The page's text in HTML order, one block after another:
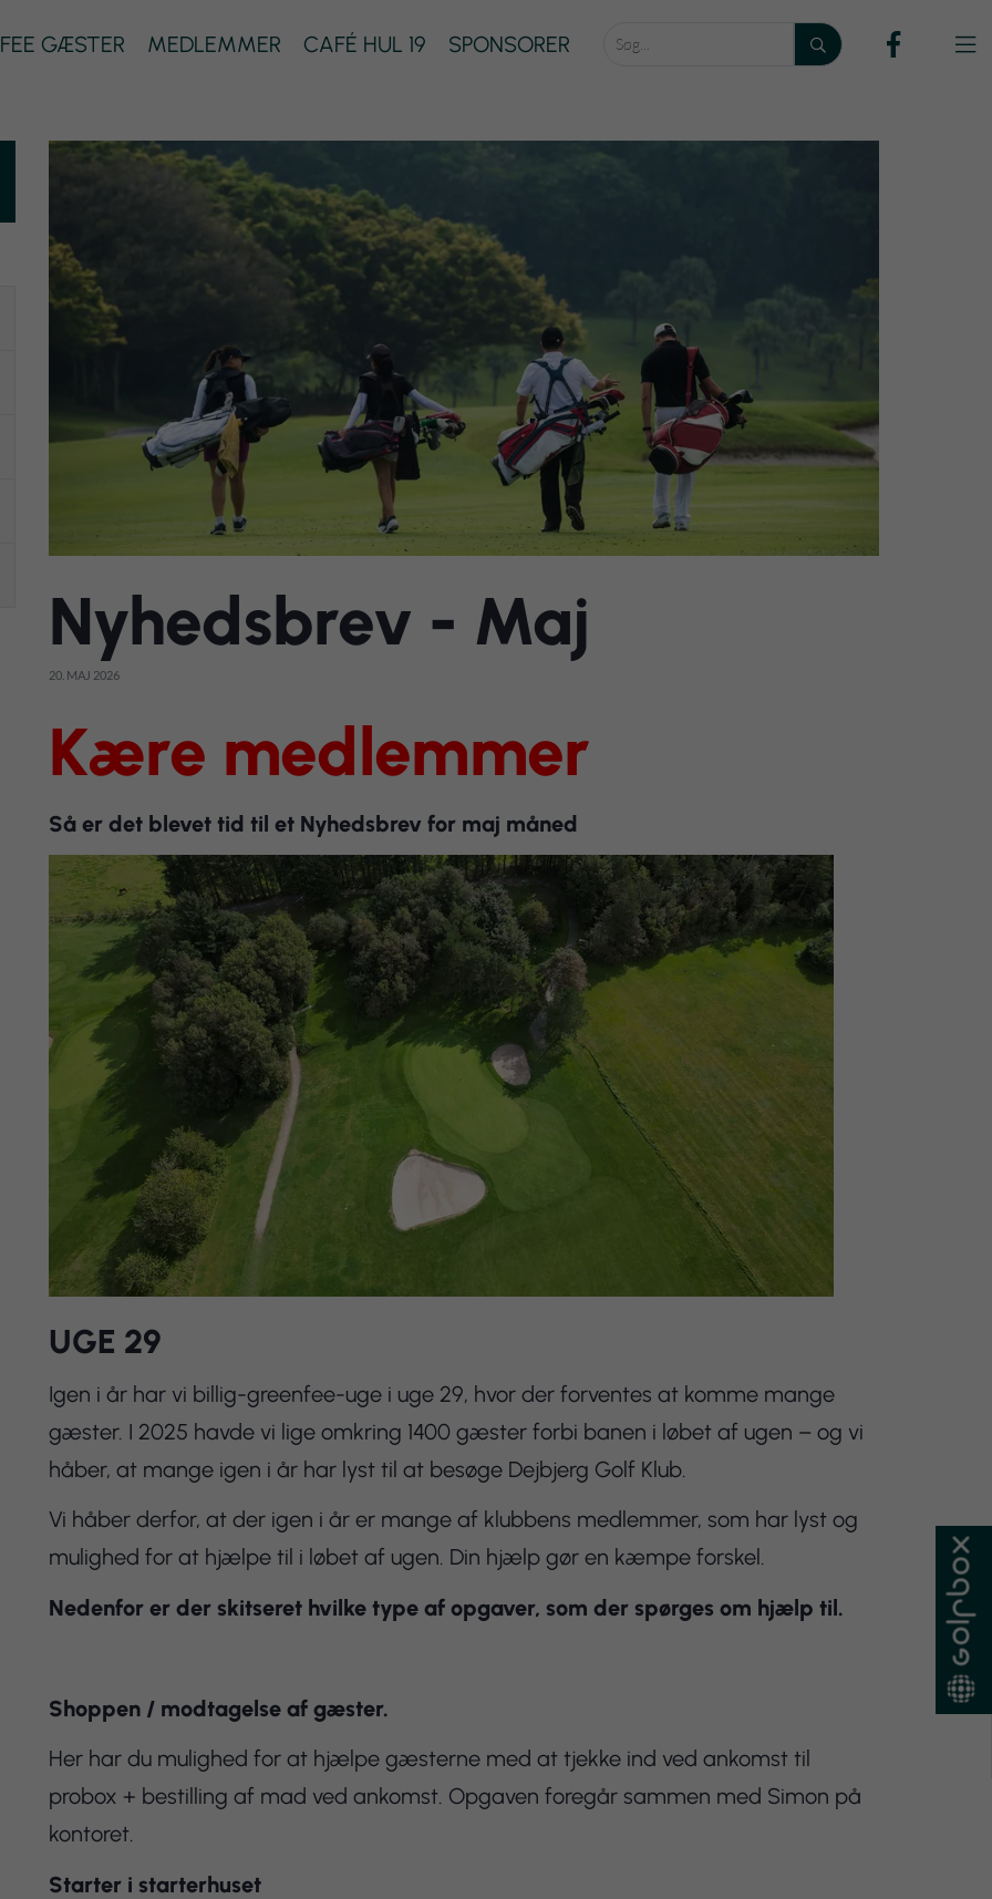

GÆSTER MEDLEMMER CAFÉ HUL 19 SPONSORER
Nyhedsbrev - Maj
20. MAJ 2026
Kære medlemmer
Så er det blevet tid til et Nyhedsbrev for maj måned
UGE 29
Igen i år har vi billig-greenfee-uge i uge 29, hvor der forventes at komme mange
gæster. I 2025 havde vi lige omkring 1400 gæster forbi banen i løbet af ugen – og vi
håber, at mange igen i år har lyst til at besøge Dejbjerg Golf Klub.
Vi håber derfor, at der igen i år er mange af klubbens medlemmer, som har lyst og
mulighed for at hjælpe til i løbet af ugen. Din hjælp gør en kæmpe forskel.
Nedenfor er der skitseret hvilke type af opgaver, som der spørges om hjælp til.
Shoppen / modtagelse af gæster.
Her har du mulighed for at hjælpe gæsterne med at tjekke ind ved ankomst til
probox + bestilling af mad ved ankomst. Opgaven foregår sammen med Simon på
kontoret.
Starter i starterhuset